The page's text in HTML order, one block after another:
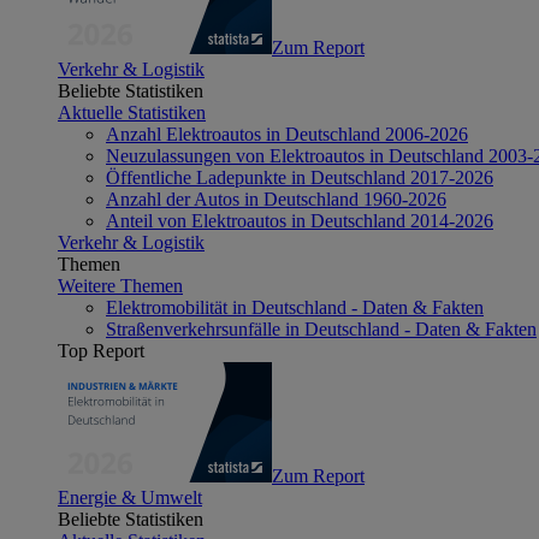
Zum Report
Verkehr & Logistik
Beliebte Statistiken
Aktuelle Statistiken
Anzahl Elektroautos in Deutschland 2006-2026
Neuzulassungen von Elektroautos in Deutschland 2003-
Öffentliche Ladepunkte in Deutschland 2017-2026
Anzahl der Autos in Deutschland 1960-2026
Anteil von Elektroautos in Deutschland 2014-2026
Verkehr & Logistik
Themen
Weitere Themen
Elektromobilität in Deutschland - Daten & Fakten
Straßenverkehrsunfälle in Deutschland - Daten & Fakten
Top Report
Zum Report
Energie & Umwelt
Beliebte Statistiken